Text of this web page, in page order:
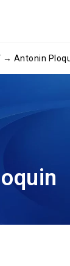
→ Antonin